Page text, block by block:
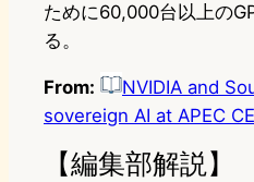
ために60,000台以上の
る。
From:
NVIDIA and
sovereign AI at APEC
【編集部解説】